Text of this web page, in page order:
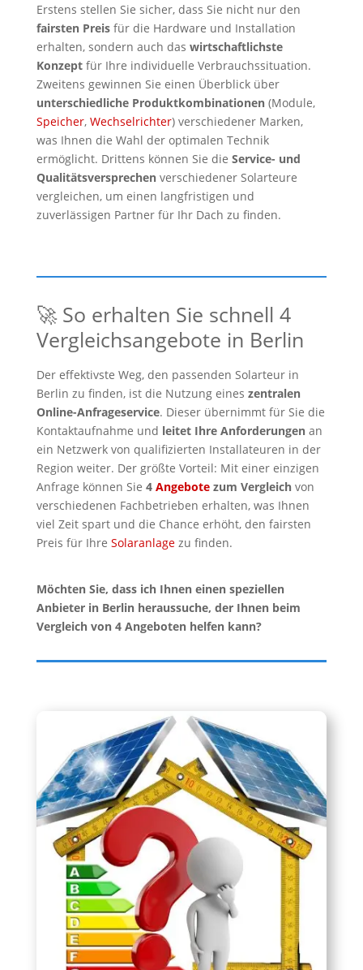
Erstens stellen Sie sicher, dass Sie nicht nur den
fairsten Preisfür die Hardware und Installation
erhalten, sondern auch das wirtschaftlichste
Konzeptfür Ihre individuelle Verbrauchssituation.
Zweitens gewinnen Sie einen Überblick über
unterschiedliche Produktkombinationen(Module,
Speicher, Wechselrichter) verschiedener Marken,
was Ihnen die Wahl der optimalen Technik
ermöglicht. Drittens können Sie die Service- und
Qualitätsversprechenverschiedener Solarteure
vergleichen, um einen langfristigen und
zuverlässigen Partner für Ihr Dach zu finden.
🚀 So erhalten Sie schnell 4
Vergleichsangebote in Berlin
Der effektivste Weg, den passenden Solarteur in
Berlin zu finden, ist die Nutzung eines zentralen
Online-Anfrageservice. Dieser übernimmt für Sie die
Kontaktaufnahme und leitet Ihre Anforderungenan
ein Netzwerk von qualifizierten Installateuren in der
Region weiter. Der größte Vorteil: Mit einer einzigen
Anfrage können Sie 4 Angebotezum Vergleichvon
verschiedenen Fachbetrieben erhalten, was Ihnen
viel Zeit spart und die Chance erhöht, den fairsten
Preis für Ihre Solaranlagezu finden.
Möchten Sie, dass ich Ihnen einen speziellen
Anbieter in Berlin heraussuche, der Ihnen beim
Vergleich von 4 Angeboten helfen kann?